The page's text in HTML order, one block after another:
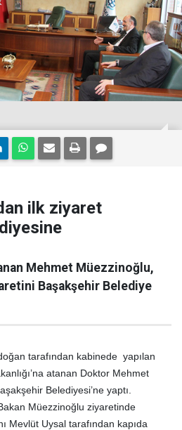
ilk ziyaret
Mehmet Müezzinoğlu,
Başakşehir Belediye
tarafından kabinede yapılan
atanan Doktor Mehmet
Belediyesi’ne yaptı.
Müezzinoğlu ziyaretinde
Mevlüt Uysal tarafından kapıda